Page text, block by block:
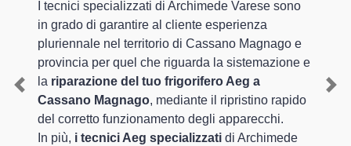
I tecnici specializzati di Archimede Varese sono
in grado di garantire al cliente esperienza
pluriennale nel territorio di Cassano Magnago e
provincia per quel che riguarda la sistemazione e
la riparazione del tuo frigorifero Aeg a
Cassano Magnago, mediante il ripristino rapido
del corretto funzionamento degli apparecchi.
In più, i tecnici Aeg specializzati di Archimede
Previous